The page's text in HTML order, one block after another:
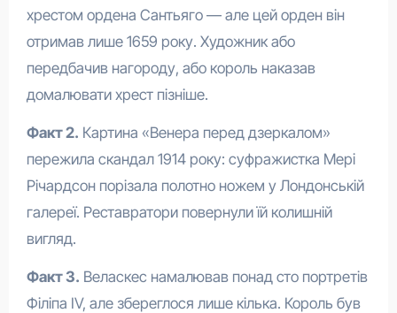
хрестом ордена Сантьяго — але цей орден він
отримав лише 1659 року. Художник або
передбачив нагороду, або король наказав
домалювати хрест пізніше.
Факт 2. Картина «Венера перед дзеркалом»
пережила скандал 1914 року: суфражистка Мері
Річардсон порізала полотно ножем у Лондонській
галереї. Реставратори повернули їй колишній
вигляд.
Факт 3. Веласкес намалював понад сто портретів
Філіпа IV, але збереглося лише кілька. Король був